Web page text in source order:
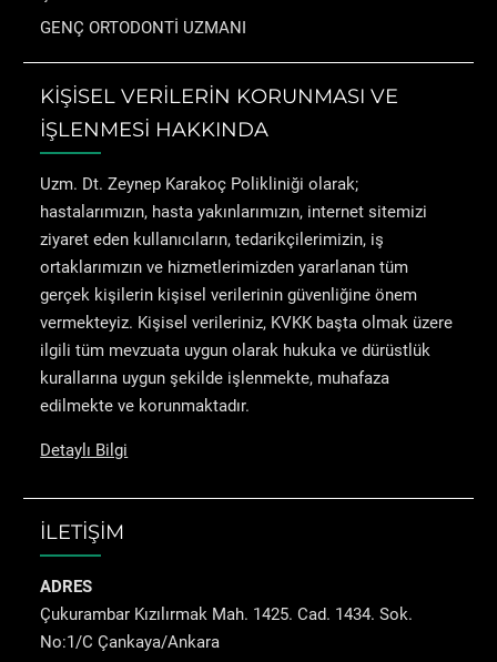
GENÇ ORTODONTİ UZMANI
KİŞİSEL VERİLERİN KORUNMASI VE
İŞLENMESİ HAKKINDA
Uzm. Dt. Zeynep Karakoç Polikliniği olarak;
hastalarımızın, hasta yakınlarımızın, internet sitemizi
ziyaret eden kullanıcıların, tedarikçilerimizin, iş
ortaklarımızın ve hizmetlerimizden yararlanan tüm
gerçek kişilerin kişisel verilerinin güvenliğine önem
vermekteyiz. Kişisel verileriniz, KVKK başta olmak üzere
ilgili tüm mevzuata uygun olarak hukuka ve dürüstlük
kurallarına uygun şekilde işlenmekte, muhafaza
edilmekte ve korunmaktadır.
Detaylı Bilgi
İLETİŞİM
ADRES
Çukurambar Kızılırmak Mah. 1425. Cad. 1434. Sok.
No:1/C Çankaya/Ankara